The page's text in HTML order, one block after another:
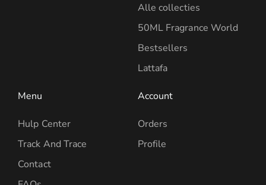
Alle collecties
50ML Fragrance World
Bestsellers
Lattafa
Menu
Hulp Center
Track And Trace
Contact
Account
Orders
Profile